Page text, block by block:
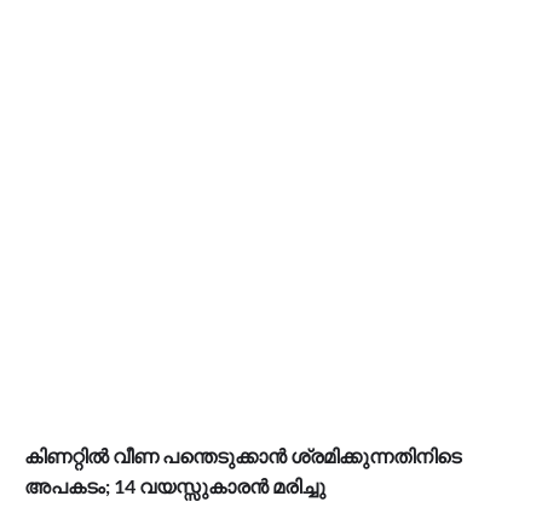
കിണറ്റിൽ വീണ പന്തെടുക്കാൻ ശ്രമിക്കുന്നതിനിടെ
അപകടം; 14 വയസ്സുകാരൻ മരിച്ചു